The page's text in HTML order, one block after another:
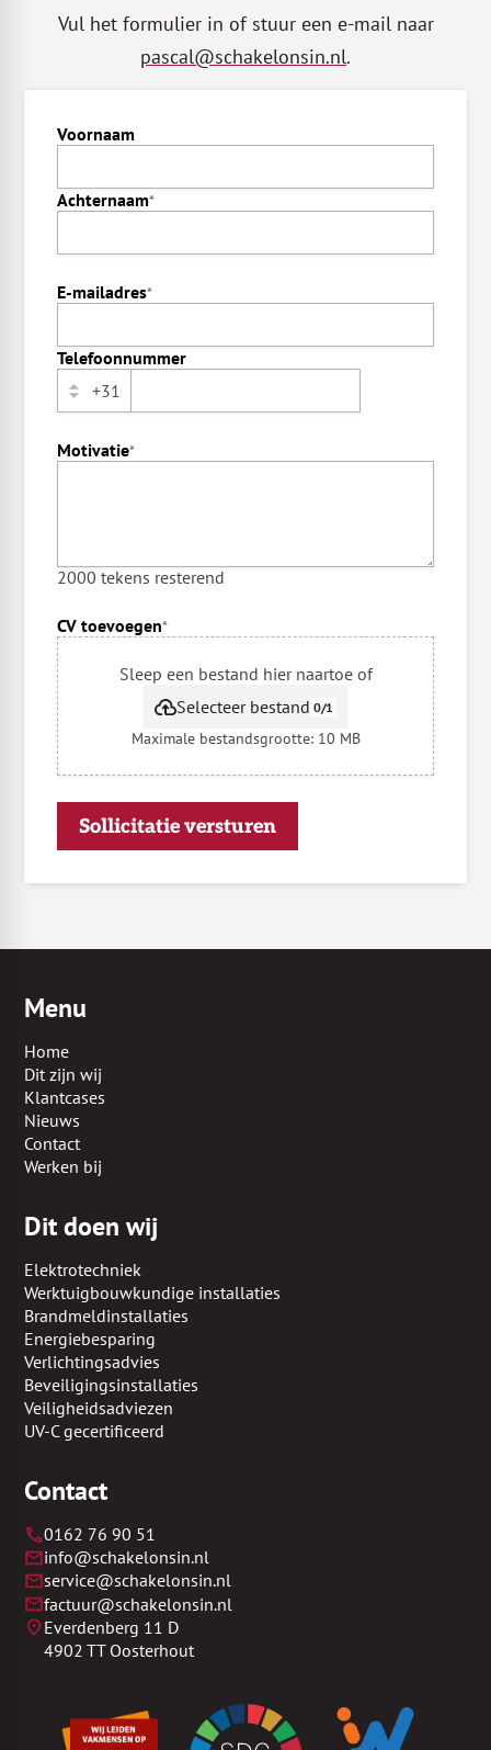
Vul het formulier in of stuur een e-mail naar
pascal@schakelonsin.nl.
InternalFormDataPassing
companyUNumber
specialProtectedFaqNumber
Voornaam
Achternaam*
E-mailadres*
Telefoonnummer
+31
Motivatie*
2000 tekens resterend
CV toevoegen*
Sleep een bestand hier naartoe of
Selecteer bestand 0/1
Maximale bestandsgrootte: 10 MB
Sollicitatie versturen
Menu
Home
Dit zijn wij
Klantcases
Nieuws
Contact
Werken bij
Dit doen wij
Elektrotechniek
Werktuigbouwkundige installaties
Brandmeldinstallaties
Energiebesparing
Verlichtingsadvies
Beveiligingsinstallaties
Veiligheidsadviezen
UV-C gecertificeerd
Contact
0162 76 90 51
info@schakelonsin.nl
​service@schakelonsin.nl
​factuur@schakelonsin.nl
Everdenberg 11 D
4902 TT Oosterhout